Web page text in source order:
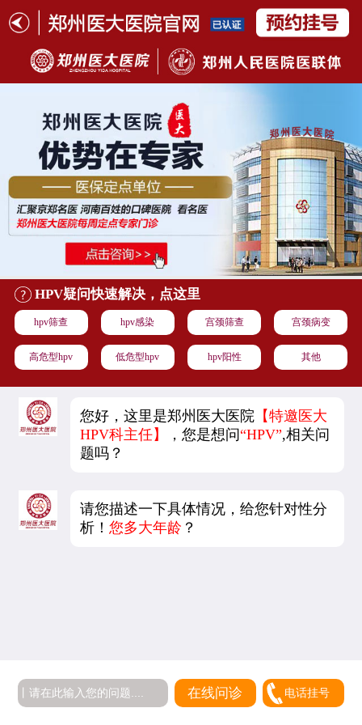
HPV疑问快速解决，点这里
hpv筛查 hpv感染 宫颈筛查 宫颈病变
高危型hpv 低危型hpv hpv阳性 其他
您好，这里是郑州医大医院 【特邀医大
HPV科主任】
，您是想问“HPV”,相关问
题吗？
请您描述一下具体情况，给您针对性分
析！您多大年龄 ？
在线问诊 电话挂号